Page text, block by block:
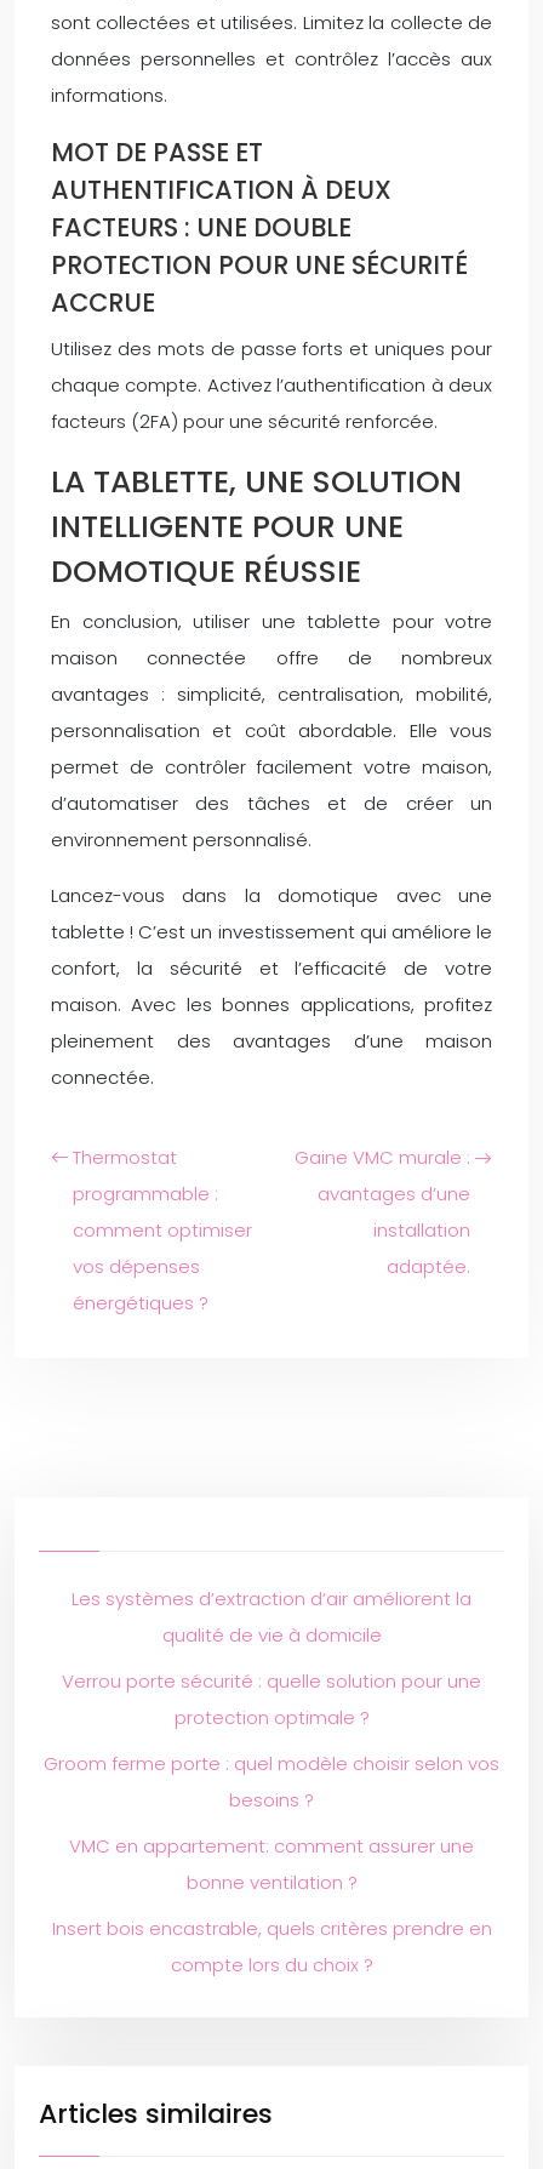
sont collectées et utilisées. Limitez la collecte de
données personnelles et contrôlez l’accès aux
informations.
MOT DE PASSE ET
AUTHENTIFICATION À DEUX
FACTEURS : UNE DOUBLE
PROTECTION POUR UNE SÉCURITÉ
ACCRUE
Utilisez des mots de passe forts et uniques pour
chaque compte. Activez l’authentification à deux
facteurs (2FA) pour une sécurité renforcée.
LA TABLETTE, UNE SOLUTION
INTELLIGENTE POUR UNE
DOMOTIQUE RÉUSSIE
En conclusion, utiliser une tablette pour votre
maison connectée offre de nombreux
avantages : simplicité, centralisation, mobilité,
personnalisation et coût abordable. Elle vous
permet de contrôler facilement votre maison,
d’automatiser des tâches et de créer un
environnement personnalisé.
Lancez-vous dans la domotique avec une
tablette ! C’est un investissement qui améliore le
confort, la sécurité et l’efficacité de votre
maison. Avec les bonnes applications, profitez
pleinement des avantages d’une maison
connectée.
Thermostat
programmable :
comment optimiser
vos dépenses
énergétiques ?
Gaine VMC murale :
avantages d’une
installation
adaptée.
Les systèmes d’extraction d’air améliorent la
qualité de vie à domicile
Verrou porte sécurité : quelle solution pour une
protection optimale ?
Groom ferme porte : quel modèle choisir selon vos
besoins ?
VMC en appartement: comment assurer une
bonne ventilation ?
Insert bois encastrable, quels critères prendre en
compte lors du choix ?
Articles similaires